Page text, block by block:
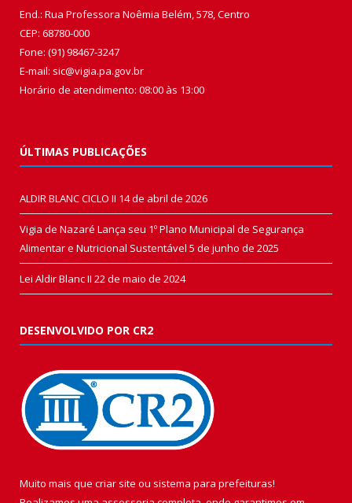
End.: Rua Professora Noêmia Belém, 578, Centro
CEP: 68780-000
Fone: (91) 98467-3247
E-mail: sic@vigia.pa.gov.br
Horário de atendimento: 08:00 às 13:00
ÚLTIMAS PUBLICAÇÕES
ALDIR BLANC CICLO II 14 de abril de 2026
Vigia de Nazaré Lança seu 1º Plano Municipal de Segurança
Alimentar e Nutricional Sustentável 5 de junho de 2025
Lei Aldir Blanc II 22 de maio de 2024
DESENVOLVIDO POR CR2
Muito mais que criar site ou sistema para prefeituras!